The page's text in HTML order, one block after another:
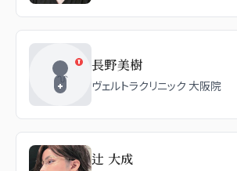
長野美樹
ヴェルトラクリニック 大阪院
辻 大成